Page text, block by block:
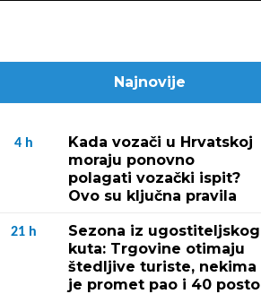
Najnovije
4 h
Kada vozači u Hrvatskoj
moraju ponovno
polagati vozački ispit?
Ovo su ključna pravila
21 h
Sezona iz ugostiteljskog
kuta: Trgovine otimaju
štedljive turiste, nekima
je promet pao i 40 posto